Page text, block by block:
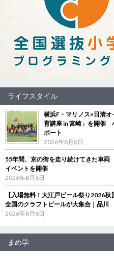
ライフスタイル
横浜F・マリノス×日清
育講座 in 宮崎」を開催
ポート
2026年8月6日
55年間、京の街を走り続けてきた車
イベントを開催
2026年8月6日
【入場無料！大江戸ビール祭り2026
全国のクラフトビールが大集合｜品川
2026年8月6日
まめ学